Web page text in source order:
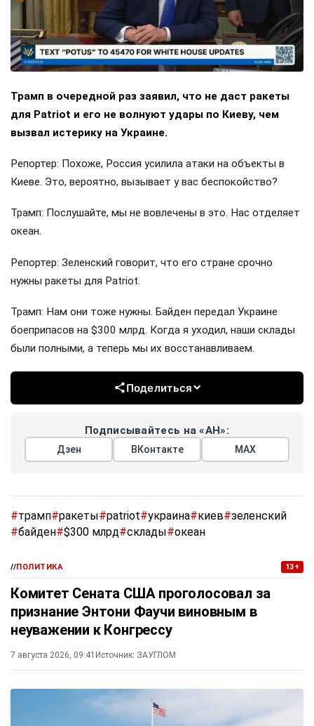
Трамп в очередной раз заявил, что не даст ракеты
для Patriot и его не волнуют удары по Киеву, чем
вызвал истерику на Украине.
Репортер: Похоже, Россия усилила атаки на объекты в
Киеве. Это, вероятно, вызывает у вас беспокойство?
Трамп: Послушайте, мы не вовлечены в это. Нас отделяет
океан.
Репортер: Зеленский говорит, что его стране срочно
нужны ракеты для Patriot.
Трамп: Нам они тоже нужны. Байден передал Украине
боеприпасов на $300 млрд. Когда я уходил, наши склады
были полными, а теперь мы их восстанавливаем.
Поделиться
Подписывайтесь на «АН»:
Дзен ВКонтакте МАХ
#трамп#ракеты#patriot#украина#киев#зеленский
#байден#$300 млрд#склады#океан
//ПОЛИТИКА 13+
Комитет Сената США проголосовал за
признание Энтони Фаучи виновным в
неуважении к Конгрессу
7 августа 2026, 09:41 Источник: ЗАУГЛОМ